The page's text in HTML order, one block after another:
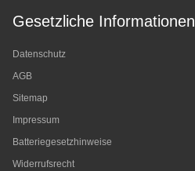
Gesetzliche Informationen
Datenschutz
AGB
Sitemap
Impressum
Batteriegesetzhinweise
Widerrufsrecht